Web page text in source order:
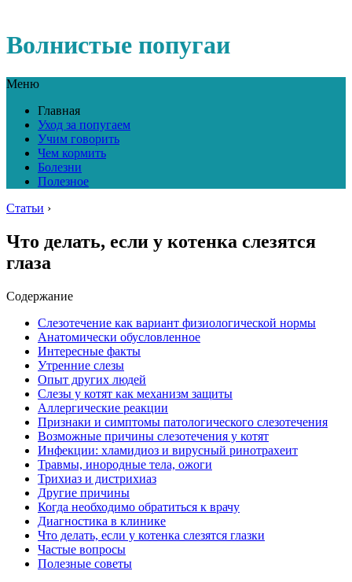
Волнистые попугаи
Меню
Главная
Уход за попугаем
Учим говорить
Чем кормить
Болезни
Полезное
Статьи ›
Что делать, если у котенка слезятся
глаза
Содержание
Слезотечение как вариант физиологической нормы
Анатомически обусловленное
Интересные факты
Утренние слезы
Опыт других людей
Слезы у котят как механизм защиты
Аллергические реакции
Признаки и симптомы патологического слезотечения
Возможные причины слезотечения у котят
Инфекции: хламидиоз и вирусный ринотрахеит
Травмы, инородные тела, ожоги
Трихиаз и дистрихиаз
Другие причины
Когда необходимо обратиться к врачу
Диагностика в клинике
Что делать, если у котенка слезятся глазки
Частые вопросы
Полезные советы